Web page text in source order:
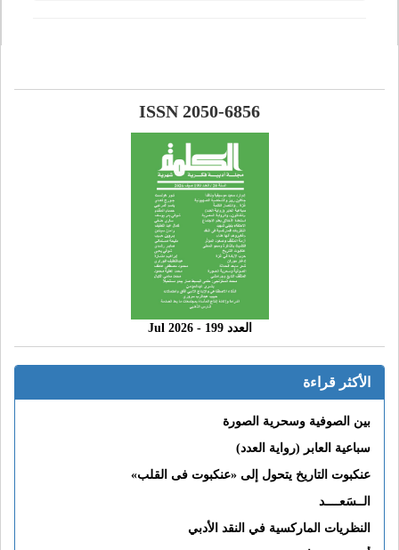
ISSN 2050-6856
العدد 199 - 2026 Jul
الأكثر قراءة
بين الصوفية وسحرية الصورة
سباعية العابر (رواية العدد)
عنكبوت التاريخ يتحول إلى «عنكبوت فى القلب»
الــسَعــــد
النظريات الماركسية في النقد الأدبي